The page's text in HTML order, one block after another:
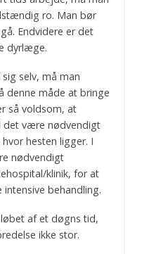
ro. Man bør
Endvidere er det
dyrlæge.
selv, må man
denne måde at bringe
så voldsom, at
det være nødvendigt
hesten ligger. I
nødvendigt
klinik, for at
behandling.
af et døgns tid,
ikke stor.